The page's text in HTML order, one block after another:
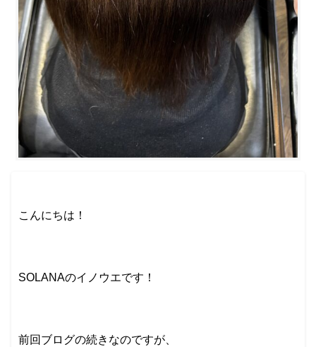
こんにちは！
SOLANAのイノウエです！
前回ブログの続きなのですが、